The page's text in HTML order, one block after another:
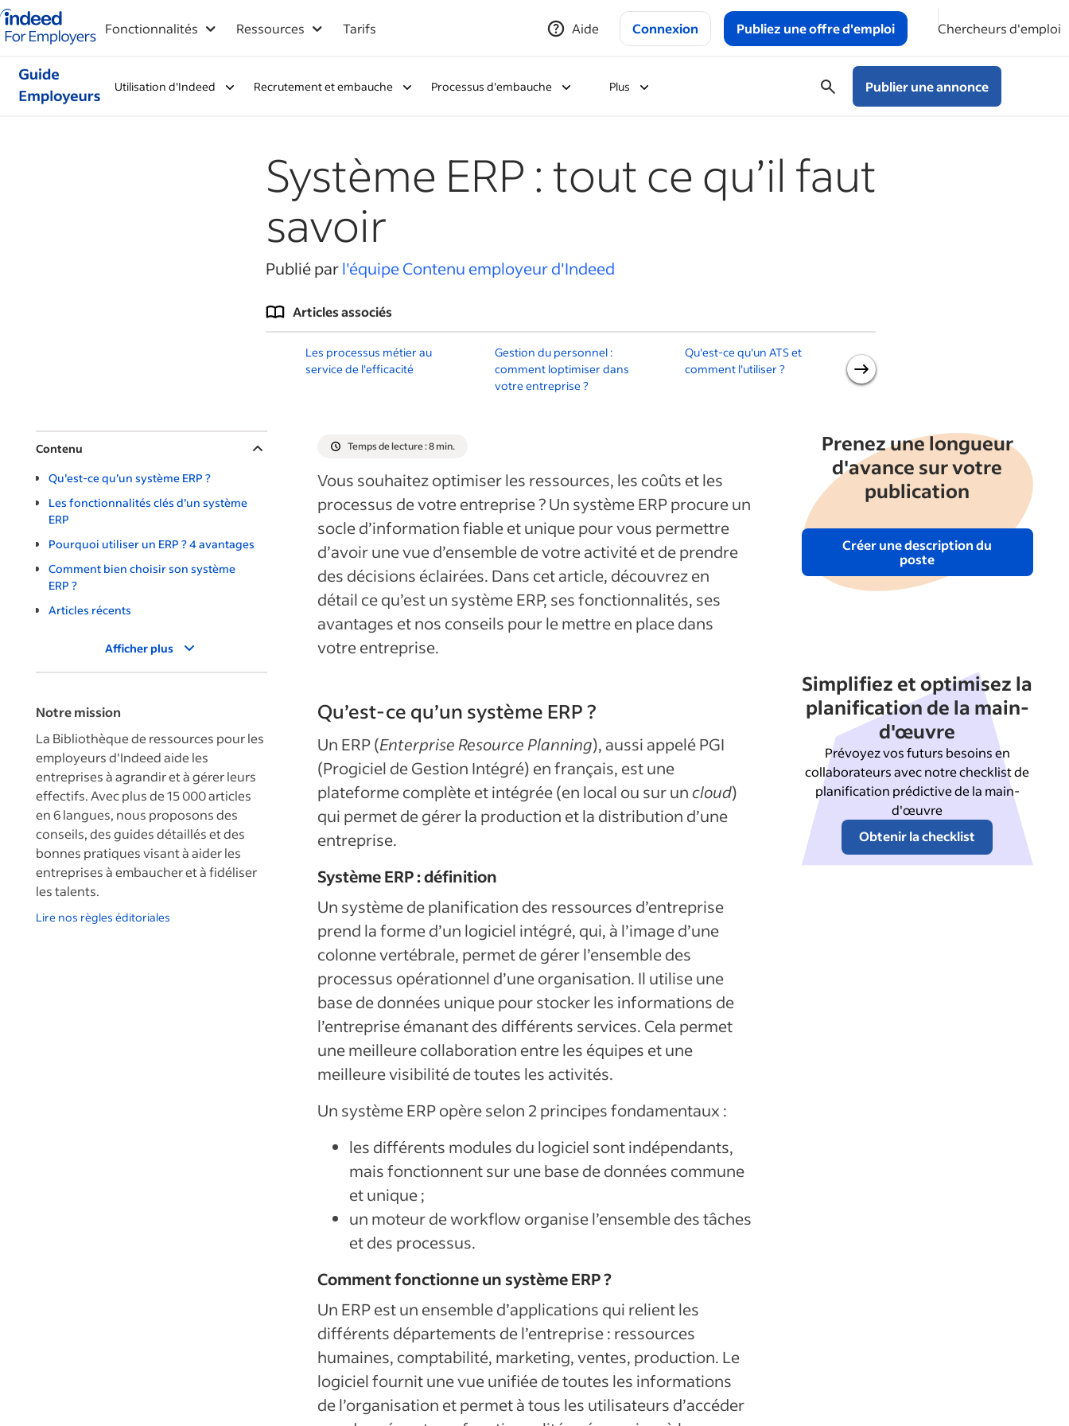
Logo Indeed - Entreprises
Fonctionnalités Ressources Tarifs Aide Connexion Publiez une offre d'emploi Chercheurs d'emploi
Utilisation d'Indeed Recrutement et embauche Processus d'embauche Plus Publier une annonce
Système ERP : tout ce qu’il faut
savoir
Publié parl'équipe Contenu employeur d'Indeed
Articles associés
Les processus métier au
service de l'efficacité
Gestion du personnel :
comment loptimiser dans
votre entreprise ?
Qu'est-ce qu'un ATS et
comment l'utiliser ?
Intelligence/?
Contenu
Qu’est-ce qu’un système ERP ?
Les fonctionnalités clés d’un système
ERP
Pourquoi utiliser un ERP ? 4 avantages
Comment bien choisir son système
ERP ?
Articles récents
Afficher plus
Notre mission
La Bibliothèque de ressources pour les
employeurs d'Indeed aide les
entreprises à agrandir et à gérer leurs
effectifs. Avec plus de 15 000 articles
en 6 langues, nous proposons des
conseils, des guides détaillés et des
bonnes pratiques visant à aider les
entreprises à embaucher et à fidéliser
les talents.
Lire nos règles éditoriales
Temps de lecture : 8 min.
Vous souhaitez optimiser les ressources, les coûts et les
processus de votre entreprise ? Un système ERP procure un
socle d’information fiable et unique pour vous permettre
d’avoir une vue d’ensemble de votre activité et de prendre
des décisions éclairées. Dans cet article, découvrez en
détail ce qu’est un système ERP, ses fonctionnalités, ses
avantages et nos conseils pour le mettre en place dans
votre entreprise.
Prenez une longueur
d'avance sur votre
publication
Créer une description du
poste
Qu’est-ce qu’un système ERP ?
Un ERP (Enterprise Resource Planning), aussi appelé PGI
(Progiciel de Gestion Intégré) en français, est une
plateforme complète et intégrée (en local ou sur un cloud)
qui permet de gérer la production et la distribution d’une
entreprise.
Système ERP : définition
Un système de planification des ressources d’entreprise
prend la forme d’un logiciel intégré, qui, à l’image d’une
colonne vertébrale, permet de gérer l’ensemble des
processus opérationnel d’une organisation. Il utilise une
base de données unique pour stocker les informations de
l’entreprise émanant des différents services. Cela permet
une meilleure collaboration entre les équipes et une
meilleure visibilité de toutes les activités.
Un système ERP opère selon 2 principes fondamentaux :
les différents modules du logiciel sont indépendants,
mais fonctionnent sur une base de données commune
et unique ;
un moteur de workflow organise l’ensemble des tâches
et des processus.
Comment fonctionne un système ERP ?
Un ERP est un ensemble d’applications qui relient les
différents départements de l’entreprise : ressources
humaines, comptabilité, marketing, ventes, production. Le
logiciel fournit une vue unifiée de toutes les informations
de l’organisation et permet à tous les utilisateurs d’accéder
Simplifiez et optimisez la
planification de la main-
d'œuvre
Prévoyez vos futurs besoins en
collaborateurs avec notre checklist de
planification prédictive de la main-
d'œuvre
Obtenir la checklist